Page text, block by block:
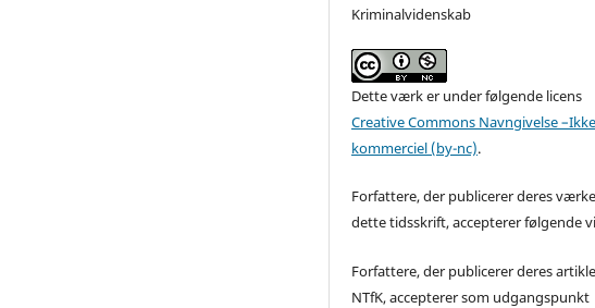
Kriminalvidenskab
Dette værk er under følgende licens
Creative Commons Navngivelse
kommerciel (by-nc).
Forfattere, der publicerer deres
dette tidsskrift, accepterer følgende
Forfattere, der publicerer deres
NTfK, accepterer som udgangspunkt